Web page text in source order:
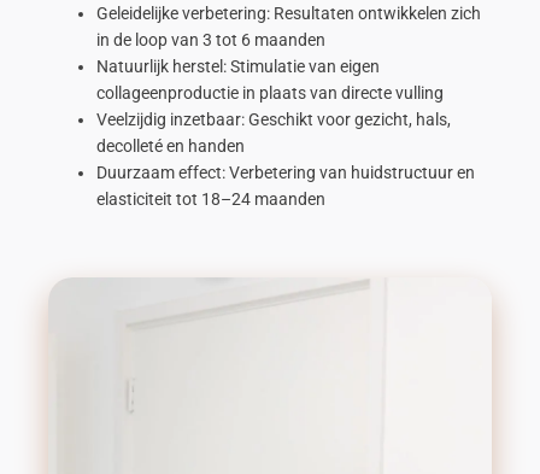
Geleidelijke verbetering: Resultaten ontwikkelen zich
in de loop van 3 tot 6 maanden
Natuurlijk herstel: Stimulatie van eigen
collageenproductie in plaats van directe vulling
Veelzijdig inzetbaar: Geschikt voor gezicht, hals,
decolleté en handen
Duurzaam effect: Verbetering van huidstructuur en
elasticiteit tot 18–24 maanden